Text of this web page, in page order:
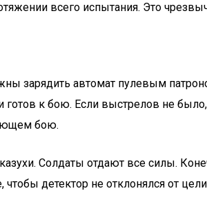
всего испытания. Это
зарядить автомат пулевым
к бою. Если выстрелов не
бою.
Солдаты отдают все силы.
детектор не отклонялся от